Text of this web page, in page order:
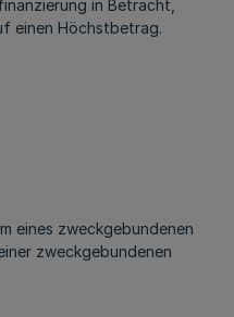
in Betracht,
einen Höchstbetrag.
eines zweckgebundenen
zweckgebundenen